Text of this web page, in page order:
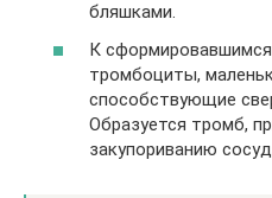
бляшками.
К
тромбоциты,
способствующие
Образуется тромб,
закупориванию